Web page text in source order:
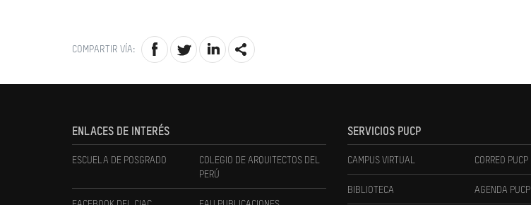
COMPARTIR VÍA:
ENLACES DE INTERÉS
ESCUELA DE POSGRADO
COLEGIO DE ARQUITECTOS DEL
PERÚ
SERVICIOS PUCP
CAMPUS VIRTUAL CORREO PUCP
BIBLIOTECA AGENDA PUCP